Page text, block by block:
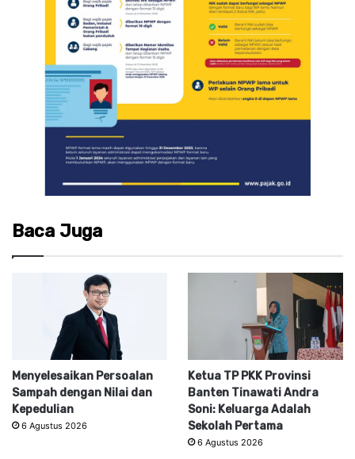
Baca Juga
Menyelesaikan Persoalan
Sampah dengan Nilai dan
Kepedulian
6 Agustus 2026
Ketua TP PKK Provinsi
Banten Tinawati Andra
Soni: Keluarga Adalah
Sekolah Pertama
6 Agustus 2026